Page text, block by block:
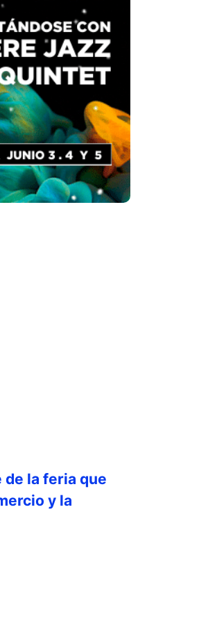
de la feria que
y la